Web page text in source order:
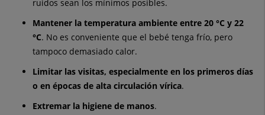
ruidos sean los mínimos posibles.
Mantener la temperatura ambiente entre 20 °C y 22
°C. No es conveniente que el bebé tenga frío, pero
tampoco demasiado calor.
Limitar las visitas, especialmente en los primeros días
o en épocas de alta circulación vírica.
Extremar la higiene de manos.